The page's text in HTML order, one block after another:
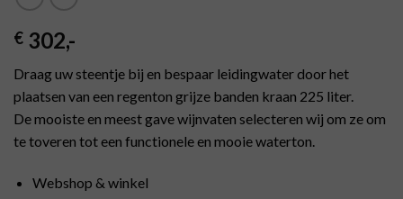
€ 302,-
Draag uw steentje bij en bespaar leidingwater door het
plaatsen van een regenton grijze banden kraan 225 liter.
De mooiste en meest gave wijnvaten selecteren wij om ze om
te toveren tot een functionele en mooie waterton.
Webshop & winkel